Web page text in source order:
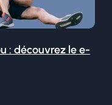
: découvrez le e-